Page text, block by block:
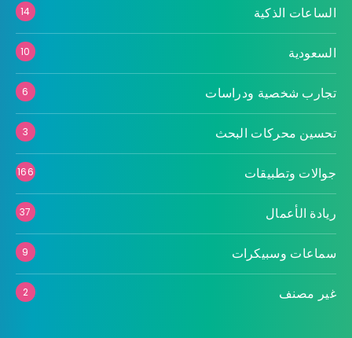
الساعات الذكية 14
السعودية 10
تجارب شخصية ودراسات 6
تحسين محركات البحث 3
جوالات وتطبيقات 166
ريادة الأعمال 37
سماعات وسبيكرات 9
غير مصنف 2